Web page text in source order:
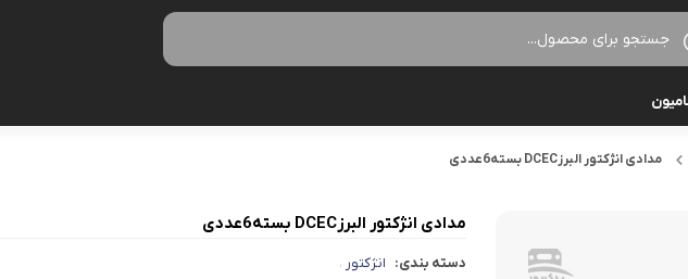
مدادی انژکتور البرزDCEC بسته6عددی
مدادی انژکتور البرزDCEC بسته6عددی
دسته بندی: انژکتور ،